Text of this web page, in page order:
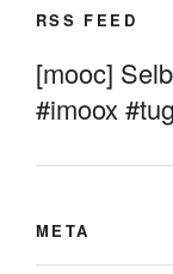
RSS FEED
[mooc]
#imoox
META